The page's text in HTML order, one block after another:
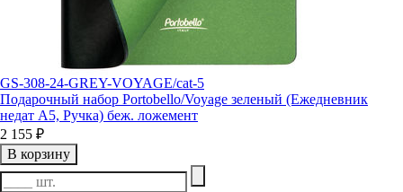
GS-308-24-GREY-VOYAGE/cat-5
Подарочный набор Portobello/Voyage зеленый (Ежедневник
недат А5, Ручка) беж. ложемент
2 155 ₽
В корзину